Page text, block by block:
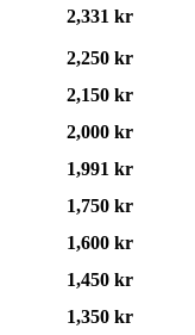
2,331 kr
2,250 kr
2,150 kr
2,000 kr
1,991 kr
1,750 kr
1,600 kr
1,450 kr
1,350 kr